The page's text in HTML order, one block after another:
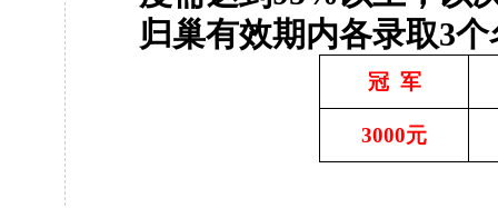
归巢有效期内各录取3个
冠 军
3000元